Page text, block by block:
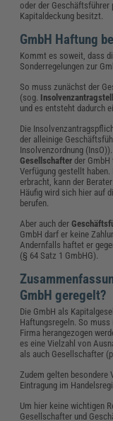
oder der Geschäftsführer
Kapitaldeckung besitzt.
GmbH Haftung
Kommt es soweit, dass
Sonderregelungen zur
So muss zunächst der
(sog.
und es entsteht dadurch
Die
der alleinige
Insolvenzordnung
Gesellschafter der
Verfügung gestellt
erbracht, kann der
Häufig wird sich hier auf
berufen.
Aber auch der
GmbH darf er keine
Andernfalls haftet er
(§ 64 Satz 1 GmbHG).
GmbH geregelt?
Die GmbH als
Haftungsregeln. So
Firma herangezogen
es eine Vielzahl von
als auch Gesellschafter
Zudem gelten besondere
Eintragung im
Um hier keine wichtigen
Gesellschafter und